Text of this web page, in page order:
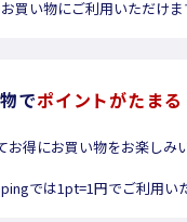
買い物にご利用いただけま
でポイントがたまる
お得にお買い物をお楽しみ
では1pt=1円でご利用い